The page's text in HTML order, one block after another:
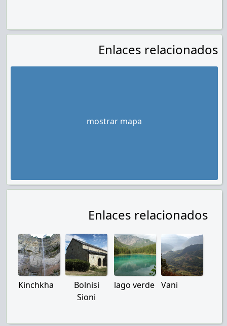
Enlaces relacionados
mostrar mapa
Enlaces relacionados
Kinchkha
Bolnisi
Sioni
lago verde Vani